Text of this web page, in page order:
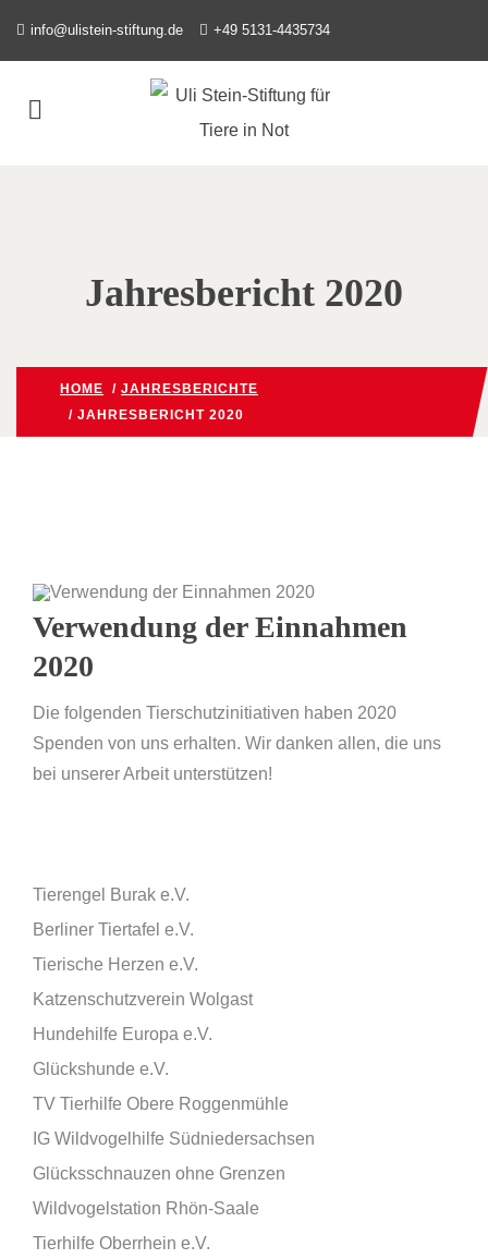
info@ulistein-stiftung.de +49 5131-4435734
Jahresbericht 2020
HOME / JAHRESBERICHTE
/ JAHRESBERICHT 2020
Verwendung der Einnahmen
2020
Die folgenden Tierschutzinitiativen haben 2020
Spenden von uns erhalten. Wir danken allen, die uns
bei unserer Arbeit unterstützen!
Tierengel Burak e.V.
Berliner Tiertafel e.V.
Tierische Herzen e.V.
Katzenschutzverein Wolgast
Hundehilfe Europa e.V.
Glückshunde e.V.
TV Tierhilfe Obere Roggenmühle
IG Wildvogelhilfe Südniedersachsen
Glücksschnauzen ohne Grenzen
Wildvogelstation Rhön-Saale
Tierhilfe Oberrhein e.V.